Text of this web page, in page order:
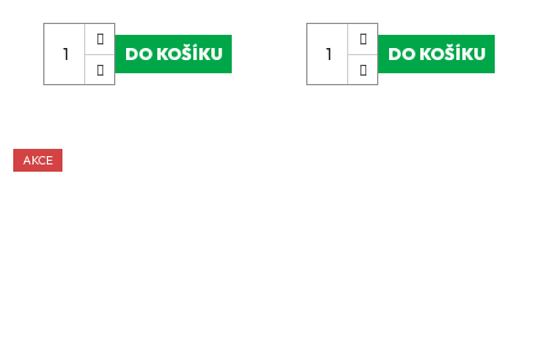
DO KOŠÍKU DO KOŠÍKU
AKCE